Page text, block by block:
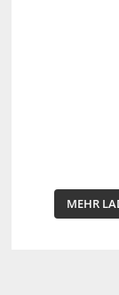
MEHR